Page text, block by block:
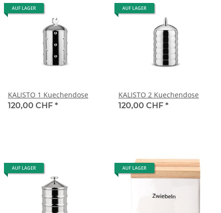
AUF LAGER
KALISTO 1 Kuechendose
120,00 CHF *
AUF LAGER
KALISTO 2 Kuechendose
120,00 CHF *
AUF LAGER AUF LAGER